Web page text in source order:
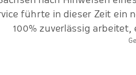
führte in dieser Zeit ein
100% zuverlässig